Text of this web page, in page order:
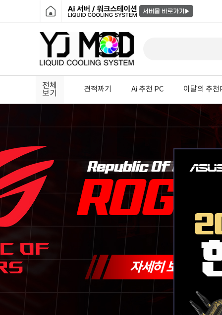
전체
보기
견적짜기 Ai 추천 PC 이달의 추천